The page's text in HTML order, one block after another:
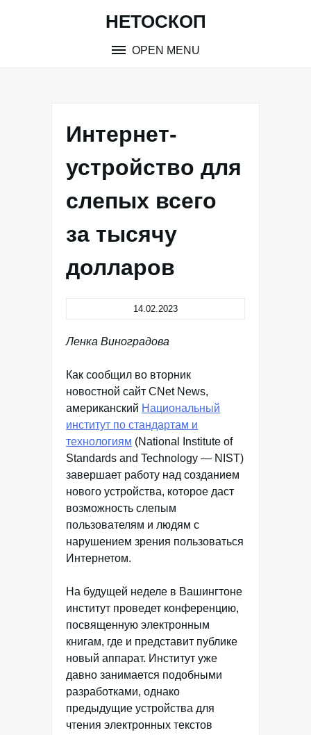
НЕТОСКОП
OPEN MENU
Интернет-
устройство для
слепых всего
за тысячу
долларов
14.02.2023
Ленка Виноградова
Как сообщил во вторник
новостной сайт CNet News,
американский Национальный
институт по стандартам и
технологиям (National Institute of
Standards and Technology — NIST)
завершает работу над созданием
нового устройства, которое даст
возможность слепым
пользователям и людям с
нарушением зрения пользоваться
Интернетом.
На будущей неделе в Вашингтоне
институт проведет конференцию,
посвященную электронным
книгам, где и представит публике
новый аппарат. Институт уже
давно занимается подобными
разработками, однако
предыдущие устройства для
чтения электронных текстов